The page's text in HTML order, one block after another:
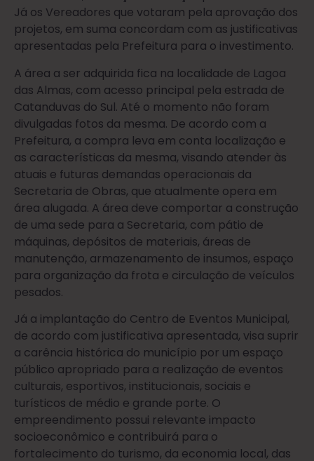
Já os Vereadores que votaram pela aprovação dos
projetos, em suma concordam com as justificativas
apresentadas pela Prefeitura para o investimento.
A área a ser adquirida fica na localidade de Lagoa
das Almas, com acesso principal pela estrada de
Catanduvas do Sul. Até o momento não foram
divulgadas fotos da mesma. De acordo com a
Prefeitura, a compra leva em conta localização e
as características da mesma, visando atender às
atuais e futuras demandas operacionais da
Secretaria de Obras, que atualmente opera em
área alugada. A área deve comportar a construção
de uma sede para a Secretaria, com pátio de
máquinas, depósitos de materiais, áreas de
manutenção, armazenamento de insumos, espaço
para organização da frota e circulação de veículos
pesados.
Já a implantação do Centro de Eventos Municipal,
de acordo com justificativa apresentada, visa suprir
a carência histórica do município por um espaço
público apropriado para a realização de eventos
culturais, esportivos, institucionais, sociais e
turísticos de médio e grande porte. O
empreendimento possui relevante impacto
socioeconômico e contribuirá para o
fortalecimento do turismo, da economia local, das